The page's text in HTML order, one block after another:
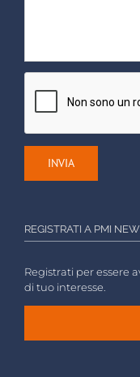
REGISTRATI A PMI
Registrati per essere
di tuo interesse.